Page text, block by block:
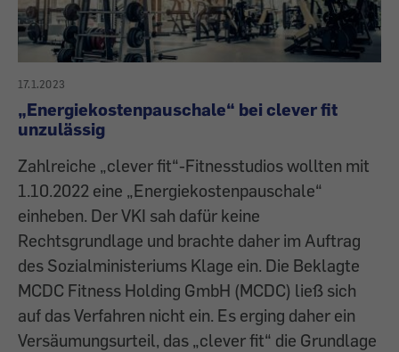
17.1.2023
„Energiekostenpauschale“ bei clever fit
unzulässig
Zahlreiche „clever fit“-Fitnesstudios wollten mit
1.10.2022 eine „Energiekostenpauschale“
einheben. Der VKI sah dafür keine
Rechtsgrundlage und brachte daher im Auftrag
des Sozialministeriums Klage ein. Die Beklagte
MCDC Fitness Holding GmbH (MCDC) ließ sich
auf das Verfahren nicht ein. Es erging daher ein
Versäumungsurteil, das „clever fit“ die Grundlage